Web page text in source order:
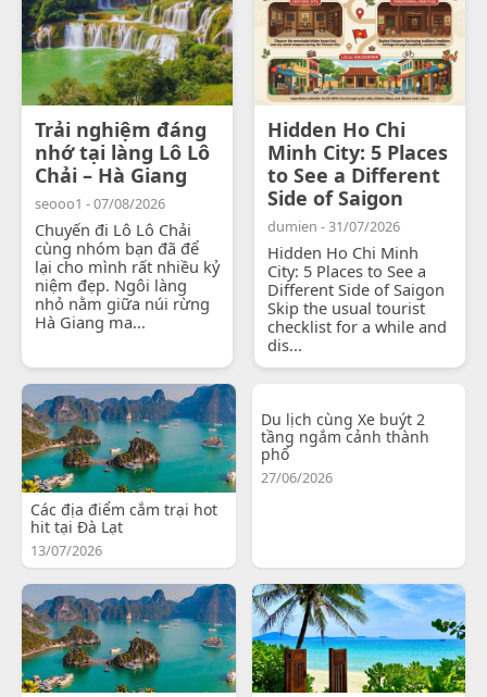
Trải nghiệm đáng
nhớ tại làng Lô Lô
Chải – Hà Giang
seooo1 - 07/08/2026
Chuyến đi Lô Lô Chải
cùng nhóm bạn đã để
lại cho mình rất nhiều kỷ
niệm đẹp. Ngôi làng
nhỏ nằm giữa núi rừng
Hà Giang ma...
Hidden Ho Chi
Minh City: 5 Places
to See a Different
Side of Saigon
dumien - 31/07/2026
Hidden Ho Chi Minh
City: 5 Places to See a
Different Side of Saigon
Skip the usual tourist
checklist for a while and
dis...
Các địa điểm cắm trại hot
hit tại Đà Lạt
13/07/2026
Du lịch cùng Xe buýt 2
tầng ngắm cảnh thành
phố
27/06/2026